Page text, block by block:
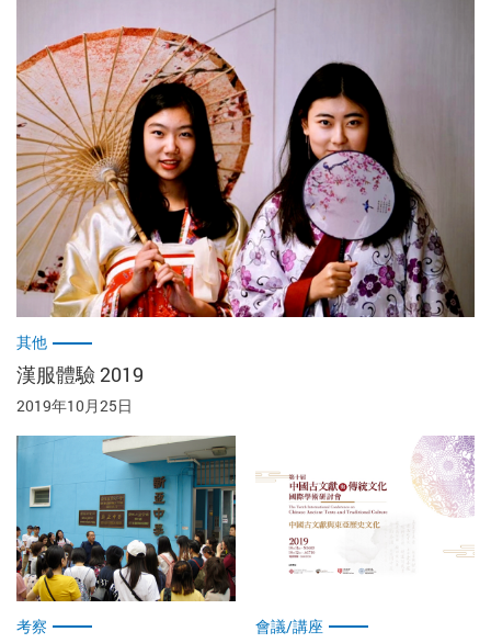
其他
漢服體驗 2019
2019年10月25日
考察 會議/講座